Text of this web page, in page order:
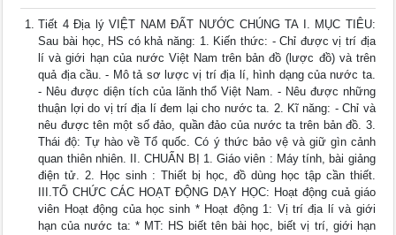
Tiết 4 Địa lý VIỆT NAM ĐẤT NƯỚC CHÚNG TA I. MỤC TIÊU:
Sau bài học, HS có khả năng: 1. Kiến thức: - Chỉ được vị trí địa
lí và giới hạn của nước Việt Nam trên bản đồ (lược đồ) và trên
quả địa cầu. - Mô tả sơ lược vị trí địa lí, hình dạng của nước ta.
- Nêu được diện tích của lãnh thổ Việt Nam. - Nêu được những
thuận lợi do vị trí địa lí đem lại cho nước ta. 2. Kĩ năng: - Chỉ và
nêu được tên một số đảo, quần đảo của nước ta trên bản đồ. 3.
Thái độ: Tự hào về Tổ quốc. Có ý thức bảo vệ và giữ gìn cảnh
quan thiên nhiên. II. CHUẨN BỊ 1. Giáo viên : Máy tính, bài giảng
điện tử. 2. Học sinh : Thiết bị học, đồ dùng học tập cần thiết.
III.TỔ CHỨC CÁC HOẠT ĐỘNG DẠY HỌC: Hoạt động cuả giáo
viên Hoạt động của học sinh * Hoạt động 1: Vị trí địa lí và giới
hạn của nước ta: * MT: HS biết tên bài học, biết vị trí, giới hạn